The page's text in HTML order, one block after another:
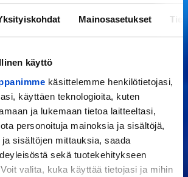
Mainosasetukset
käyttö
käsittelemme henkilötietojasi,
käyttäen teknologioita, kuten
ja lukemaan tietoa laitteeltasi,
personoituja mainoksia ja sisältöjä,
sisältöjen mittauksia, saada
sekä tuotekehitykseen
valita, kuka käyttää tietojasi ja mihin